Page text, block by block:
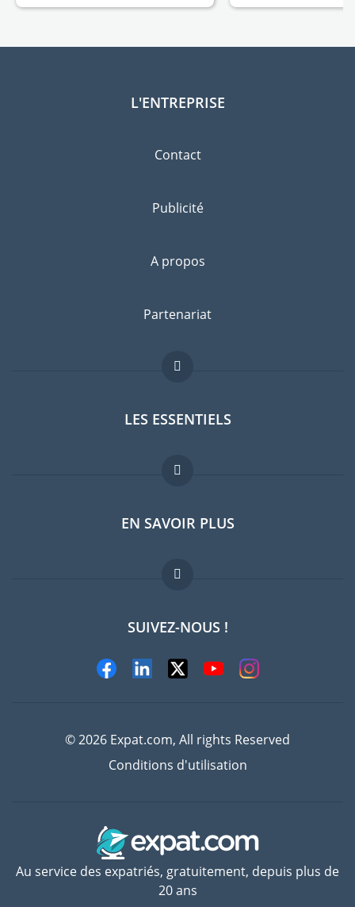
L'ENTREPRISE
Contact
Publicité
A propos
Partenariat
LES ESSENTIELS
Forum expatriés
Guides pays
Offres d'emploi
EN SAVOIR PLUS
FAQ
Experts
SUIVEZ-NOUS !
© 2026 Expat.com, All rights Reserved
Conditions d'utilisation
Au service des expatriés, gratuitement, depuis plus de
20 ans